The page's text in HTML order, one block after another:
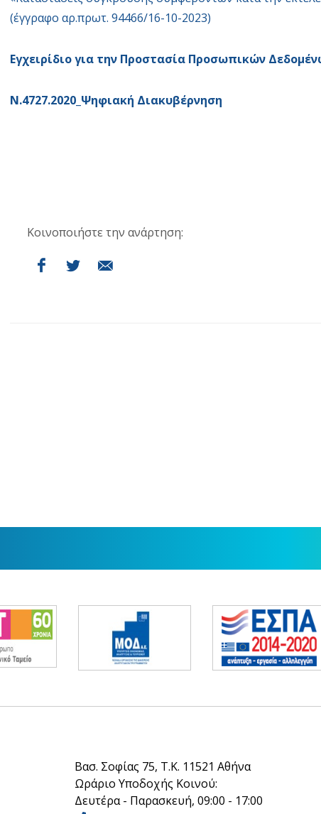
(έγγραφο αρ.πρωτ. 94466/16-10-2023)
Εγχειρίδιο για την Προστασία Προσωπικών
Ν.4727.2020_Ψηφιακή Διακυβέρνηση
Κοινοποιήστε την ανάρτηση:
Βασ. Σοφίας 75, Τ.Κ. 11521 Αθήνα
Ωράριο Υποδοχής Κοινού:
Δευτέρα - Παρασκευή, 09:00 - 17:00